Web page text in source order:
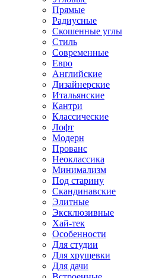
Прямые
Радиусные
Скошенные углы
Стиль
Современные
Евро
Английские
Дизайнерские
Итальянские
Кантри
Классические
Лофт
Модерн
Прованс
Неоклассика
Минимализм
Под старину
Скандинавские
Элитные
Эксклюзивные
Хай-тек
Особенности
Для студии
Для хрущевки
Для дачи